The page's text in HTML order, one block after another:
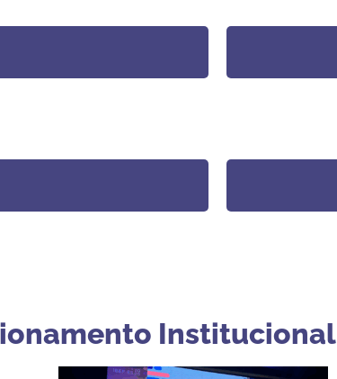
Institucional